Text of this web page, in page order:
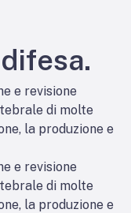
e revisione
di molte
la produzione e
e revisione
di molte
la produzione e